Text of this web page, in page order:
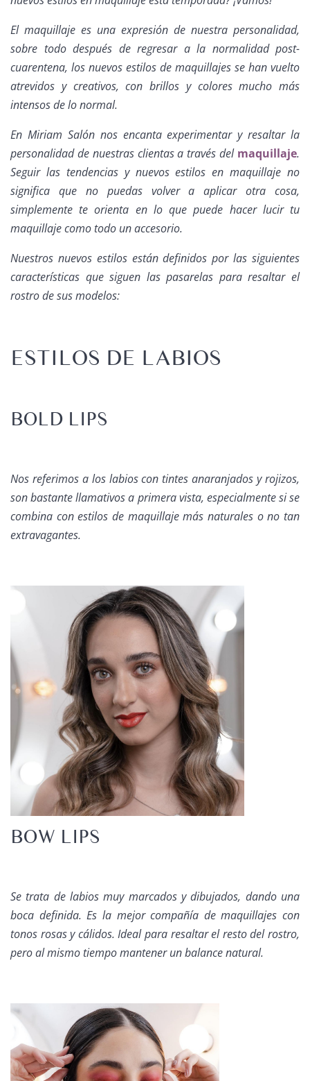
El maquillaje es una expresión de nuestra personalidad,
sobre todo después de regresar a la normalidad post-
cuarentena, los nuevos estilos de maquillajes se han vuelto
atrevidos y creativos, con brillos y colores mucho más
intensos de lo normal.
En Miriam Salón nos encanta experimentar y resaltar la
personalidad de nuestras clientas a través del maquillaje.
Seguir las tendencias y nuevos estilos en maquillaje no
significa que no puedas volver a aplicar otra cosa,
simplemente te orienta en lo que puede hacer lucir tu
maquillaje como todo un accesorio.
Nuestros nuevos estilos están definidos por las siguientes
características que siguen las pasarelas para resaltar el
rostro de sus modelos:
ESTILOS DE LABIOS
BOLD LIPS
Nos referimos a los labios con tintes anaranjados y rojizos,
son bastante llamativos a primera vista, especialmente si se
combina con estilos de maquillaje más naturales o no tan
extravagantes.
BOW LIPS
Se trata de labios muy marcados y dibujados, dando una
boca definida. Es la mejor compañía de maquillajes con
tonos rosas y cálidos. Ideal para resaltar el resto del rostro,
pero al mismo tiempo mantener un balance natural.